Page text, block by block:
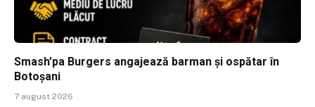
Smash’pa Burgers angajează barman și ospătar în
Botoșani
7 august 2026